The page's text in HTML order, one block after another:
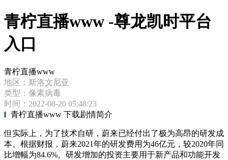
青柠直播www -尊龙凯时平台
入口
青柠直播www
地区：斯洛文尼亚
类型：像素病毒
时间：2022-08-20 05:48:23
青柠直播www 下载剧情简介
但实际上，为了技术自研，蔚来已经付出了极为高昂的研发成
本。根据财报，蔚来2021年的研发费用为46亿元，较2020年同
比增幅为84.6%。研发增加的投资主要用于新产品和功能开发